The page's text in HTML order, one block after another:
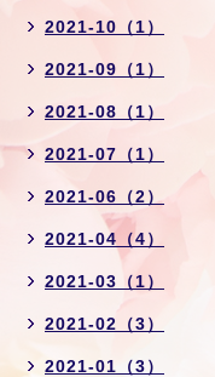
2021-10（1）
2021-09（1）
2021-08（1）
2021-07（1）
2021-06（2）
2021-04（4）
2021-03（1）
2021-02（3）
2021-01（3）